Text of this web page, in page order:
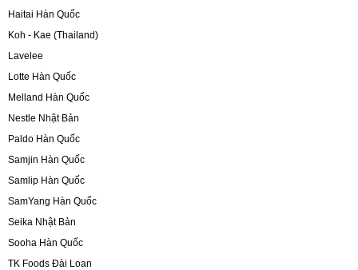
Haitai Hàn Quốc
Koh - Kae (Thailand)
Lavelee
Lotte Hàn Quốc
Melland Hàn Quốc
Nestle Nhật Bản
Paldo Hàn Quốc
Samjin Hàn Quốc
Samlip Hàn Quốc
SamYang Hàn Quốc
Seika Nhật Bản
Sooha Hàn Quốc
TK Foods Đài Loan